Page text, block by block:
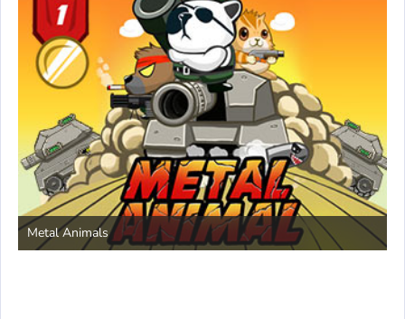
Metal Animals